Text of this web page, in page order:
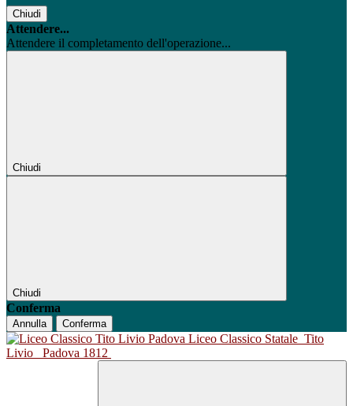
Chiudi
Attendere...
Attendere il completamento dell'operazione...
Chiudi
Chiudi
Conferma
Annulla Conferma
Liceo Classico Statale Tito
Livio
Padova 1812